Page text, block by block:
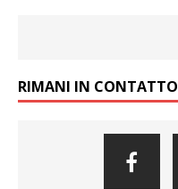
RIMANI IN CONTATTO